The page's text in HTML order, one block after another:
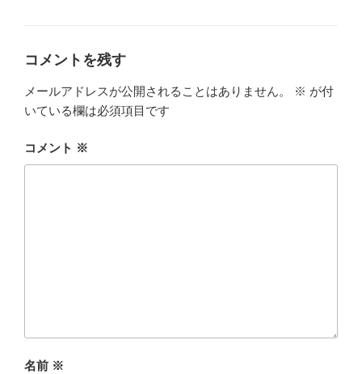
コメントを残す
メールアドレスが公開されることはありません。 ※ が付
いている欄は必須項目です
コメント ※
名前 ※